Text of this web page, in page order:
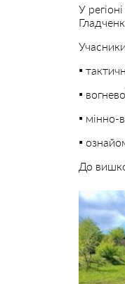
У
▪️
▪️
▪️ мінно-
▪️
До